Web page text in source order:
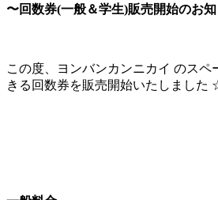
〜回数券(一般＆学生)販売開始のお
この度、ヨンバンカンニカイ のスペ
きる回数券を販売開始いたしました